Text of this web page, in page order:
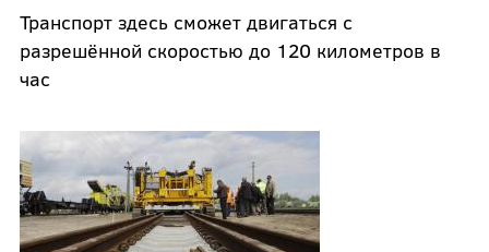
Транспорт здесь сможет двигаться с
разрешённой скоростью до 120 километров в
час